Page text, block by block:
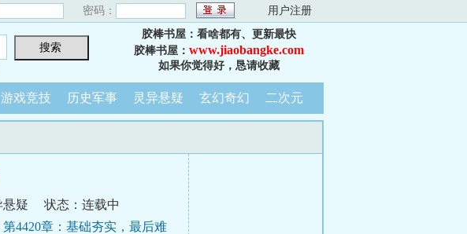
密码： 用户注册
胶棒书屋：看啥都有、更新最快
胶棒书屋： www.jiaobangke.com
如果你觉得好，恳请收藏
游戏竞技 历史军事 灵异悬疑 玄幻奇幻 二次元
悬疑
状态：连载中
第4420章：基础夯实，最后难